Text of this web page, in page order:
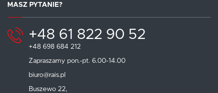
MASZ PYTANIE?
+48 61 822 90 52
+48 698 684 212
Zapraszamy pon.-pt. 6.00-14.00
biuro@rais.pl
Buszewo 22,